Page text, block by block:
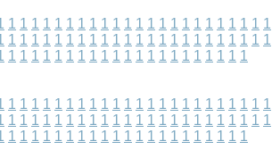
1 1 1 1 1 1 1 1 1 1 1 1 1 1 1 1 1 1 1 1 1 1 1
1 1 1 1 1 1 1 1 1 1 1 1 1 1 1 1 1 1 1 1 1 1 1
1 1 1 1 1 1 1 1 1 1 1 1 1 1 1 1 1 1 1 1 1
1 1 1 1 1 1 1 1 1 1 1 1 1 1 1 1 1 1 1 1 1 1 1
1 1 1 1 1 1 1 1 1 1 1 1 1 1 1 1 1 1 1 1 1 1 1
1 1 1 1 1 1 1 1 1 1 1 1 1 1 1 1 1 1 1 1 1